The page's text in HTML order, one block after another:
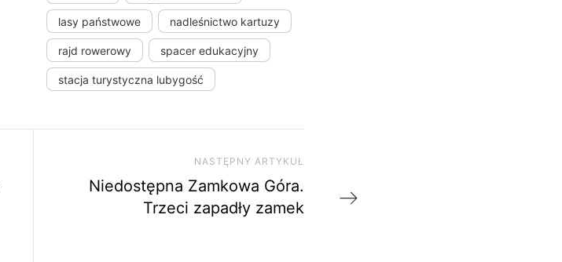
lasy państwowe nadleśnictwo kartuzy
rajd rowerowy spacer edukacyjny
stacja turystyczna lubygość
NASTĘPNY ARTYKUŁ
Niedostępna Zamkowa Góra.
Trzeci zapadły zamek